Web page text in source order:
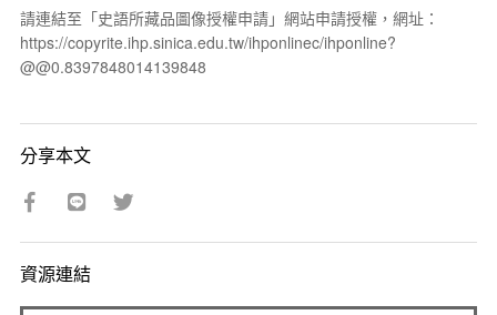
請連結至「史語所藏品圖像授權申請」網站申請授權，網址：
https://copyrite.ihp.sinica.edu.tw/ihponlinec/ihponline?
@@0.8397848014139848
分享本文
資源連結